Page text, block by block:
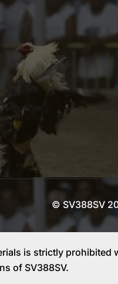
© SV388SV
is strictlyprohibited
of SV388SV.